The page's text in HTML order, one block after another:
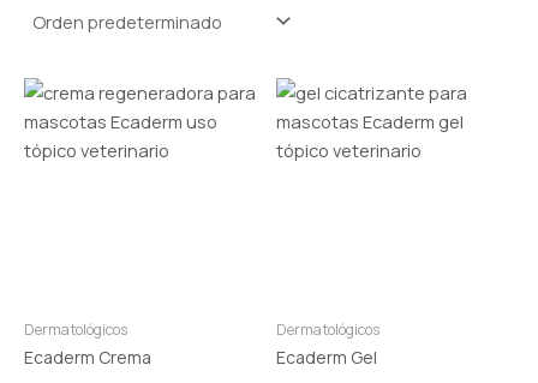
Dermatológicos
Ecaderm Crema
Dermatológicos
Ecaderm Gel